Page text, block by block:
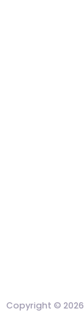
Copyright © 2026